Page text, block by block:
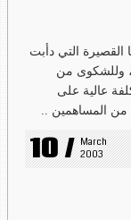
القصيرة التي دأبت
وللشكوى من
عالية على
من المساهمين ..
10 / March
2003